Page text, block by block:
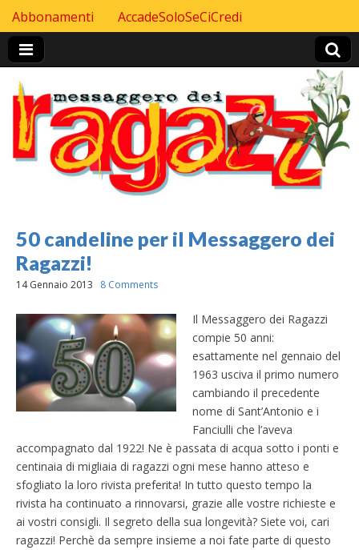
Header Top menu
Skip to content
Abbonamenti AccadeSoloSeCiCredi
50 candeline per il Messaggero dei
Ragazzi!
14 Gennaio 2013 8 Comments
Il Messaggero dei Ragazzi
compie 50 anni:
esattamente nel gennaio del
1963 usciva il primo numero
cambiando il precedente
nome di Sant’Antonio e i
Fanciulli che l’aveva
accompagnato dal 1922! Ne è passata di acqua sotto i ponti e
centinaia di migliaia di ragazzi ogni mese hanno atteso e
sfogliato la loro rivista preferita! In tutto questo tempo la
rivista ha continuato a rinnovarsi, grazie alle vostre richieste e
ai vostri consigli. Il segreto della sua longevità? Siete voi, cari
ragazzi! Perchè da sempre insieme a noi fate parte di questo